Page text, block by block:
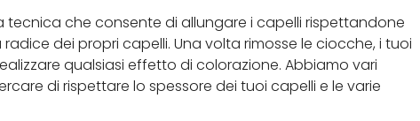
tecnica che consente di allungare i capelli rispettandone
dei propri capelli. Una volta rimosse le ciocche, i tuoi
qualsiasi effetto di colorazione. Abbiamo vari
di rispettare lo spessore dei tuoi capelli e le varie